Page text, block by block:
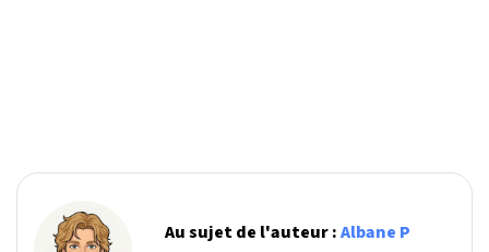
Au sujet de l'auteur :Albane P